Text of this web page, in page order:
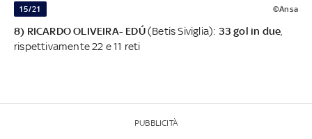
15/21 ©Ansa
8) RICARDO OLIVEIRA- EDÚ(Betis Siviglia): 33 gol in due
rispettivamente 22 e 11 reti
PUBBLICITÀ